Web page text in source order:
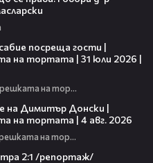
посреща гости |
на тортата | 31 юли 2026 |
Черешката на тортата
на Димитър Донски |
на тортата | 4 авг. 2026
Черешката на тортата
2:1 /репортаж/